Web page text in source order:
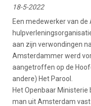
18-5-2022
Een medewerker van
aan zijn verwondingen
Amsterdammer werd
aangetroffen op de
andere) Het Parool.
Het Openbaar
man uit Amsterdam vast